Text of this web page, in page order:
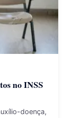
no INSS
doença,